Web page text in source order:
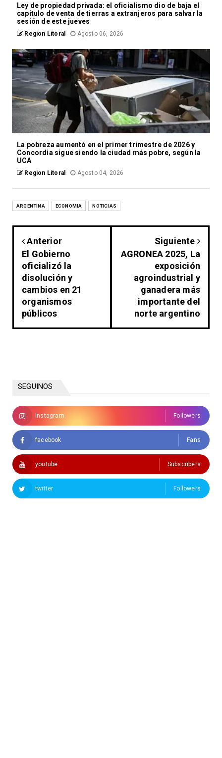
Ley de propiedad privada: el oficialismo dio de baja el
capítulo de venta de tierras a extranjeros para salvar la
sesión de este jueves
Region Litoral Agosto 06, 2026
La pobreza aumentó en el primer trimestre de 2026 y
Concordia sigue siendo la ciudad más pobre, según la
UCA
Region Litoral Agosto 04, 2026
ARGENTINA ECONOMIA NOTICIAS
Anterior
El Gobierno
oficializó la
disolución y
cambios en 21
organismos
públicos
Siguiente
AGRONEA 2025, La
exposición
agroindustrial y
ganadera más
importante del
norte argentino
SEGUINOS
Instagram Followers
facebook Fans
youtube Subscribers
twitter Followers